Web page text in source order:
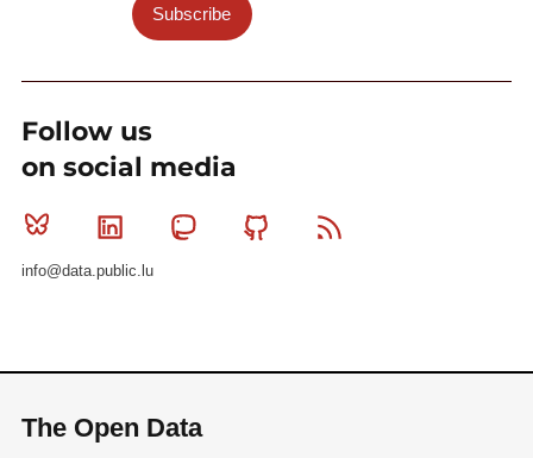
Subscribe
Follow us
on social media
Bluesky Linkedin MastodonGithub
info@data.public.lu
The Open Data